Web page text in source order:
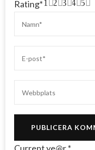
Rating* 5
4
3
2
1